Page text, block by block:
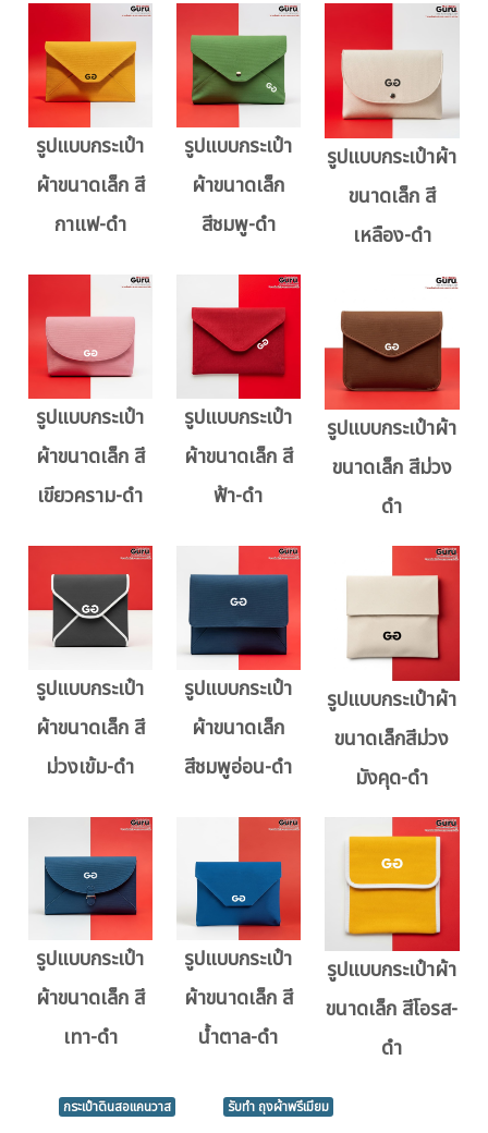
รูปแบบกระเป๋า
ผ้าขนาดเล็ก สี
กาแฟ-ดำ
รูปแบบกระเป๋า
ผ้าขนาดเล็ก
สีชมพู-ดำ
รูปแบบกระเป๋าผ้า
ขนาดเล็ก สี
เหลือง-ดำ
รูปแบบกระเป๋า
ผ้าขนาดเล็ก สี
เขียวคราม-ดำ
รูปแบบกระเป๋า
ผ้าขนาดเล็ก สี
ฟ้า-ดำ
รูปแบบกระเป๋าผ้า
ขนาดเล็ก สีม่วง
ดำ
รูปแบบกระเป๋า
ผ้าขนาดเล็ก สี
ม่วงเข้ม-ดำ
รูปแบบกระเป๋า
ผ้าขนาดเล็ก
สีชมพูอ่อน-ดำ
รูปแบบกระเป๋าผ้า
ขนาดเล็กสีม่วง
มังคุด-ดำ
รูปแบบกระเป๋า
ผ้าขนาดเล็ก สี
เทา-ดำ
รูปแบบกระเป๋า
ผ้าขนาดเล็ก สี
น้ำตาล-ดำ
รูปแบบกระเป๋าผ้า
ขนาดเล็ก สีโอรส-
ดำ
กระเป๋าดินสอแคนวาส
รับทำ ถุงผ้าพรีเมียม